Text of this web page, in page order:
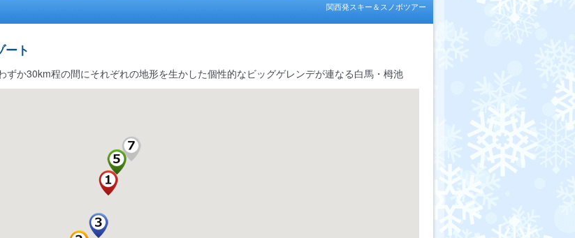
関西発スキー＆スノボツアー
ート
か30km程の間にそれぞれの地形を生かした個性的なビッグゲレンデが連なる白馬・栂池